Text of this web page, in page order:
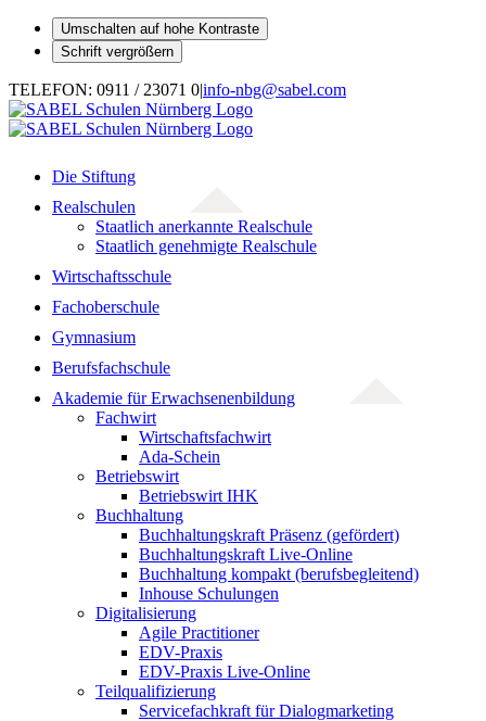
Umschalten auf hohe Kontraste
Schrift vergrößern
Zum
Inhalt
springen
TELEFON: 0911 / 23071 0|info-nbg@sabel.com
Die Stiftung
Realschulen
Staatlich anerkannte Realschule
Staatlich genehmigte Realschule
Wirtschaftsschule
Fachoberschule
Gymnasium
Berufsfachschule
Akademie für Erwachsenenbildung
Fachwirt
Wirtschaftsfachwirt
Ada-Schein
Betriebswirt
Betriebswirt IHK
Buchhaltung
Buchhaltungskraft Präsenz (gefördert)
Buchhaltungskraft Live-Online
Buchhaltung kompakt (berufsbegleitend)
Inhouse Schulungen
Digitalisierung
Agile Practitioner
EDV-Praxis
EDV-Praxis Live-Online
Teilqualifizierung
Servicefachkraft für Dialogmarketing